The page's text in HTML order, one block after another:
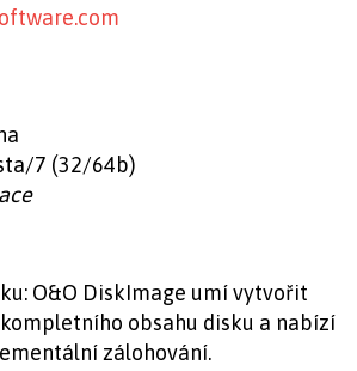
7 (32/64b)
O&O DiskImage umí vytvořit
obsahu disku a nabízí
zálohování.